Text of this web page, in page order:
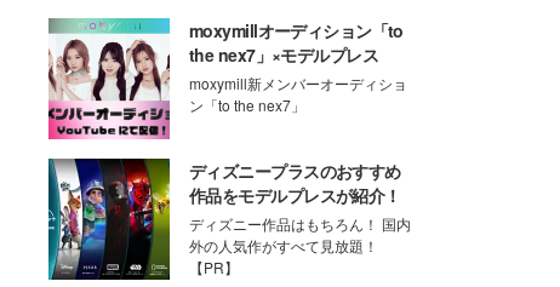
moxymillオーディション「to
the nex7」×モデルプレス
moxymill新メンバーオーディショ
ン「to the nex7」
ディズニープラスのおすすめ
作品をモデルプレスが紹介！
ディズニー作品はもちろん！ 国内
外の人気作がすべて見放題！
【PR】